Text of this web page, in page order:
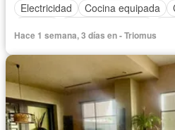
Electricidad
Cocina equipada
Garita de guardianía
Gimnasio
Completamente
Hace 1 semana, 3 días en - Triomus